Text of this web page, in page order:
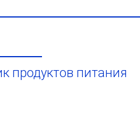
продуктов питания